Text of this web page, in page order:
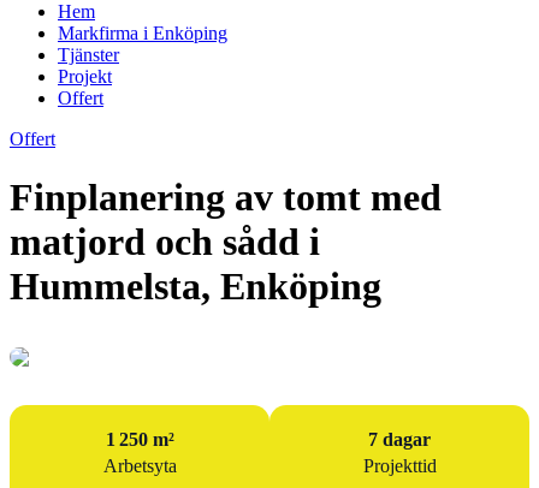
Hem
Markfirma i Enköping
Tjänster
Projekt
Offert
Offert
Finplanering av tomt med
matjord och sådd i
Hummelsta, Enköping
1 250 m²
Arbetsyta
7 dagar
Projekttid